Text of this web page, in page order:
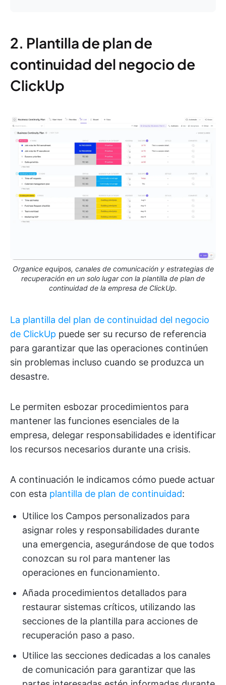
2. Plantilla de plan de
continuidad del negocio de
ClickUp
Organice equipos, canales de comunicación y estrategias de
recuperación en un solo lugar con la plantilla de plan de
continuidad de la empresa de ClickUp.
La plantilla del plan de continuidad del negocio
de ClickUp puede ser su recurso de referencia
para garantizar que las operaciones continúen
sin problemas incluso cuando se produzca un
desastre.
Le permiten esbozar procedimientos para
mantener las funciones esenciales de la
empresa, delegar responsabilidades e identificar
los recursos necesarios durante una crisis.
A continuación le indicamos cómo puede actuar
con esta plantilla de plan de continuidad:
Utilice los Campos personalizados para
asignar roles y responsabilidades durante
una emergencia, asegurándose de que todos
conozcan su rol para mantener las
operaciones en funcionamiento.
Añada procedimientos detallados para
restaurar sistemas críticos, utilizando las
secciones de la plantilla para acciones de
recuperación paso a paso.
Utilice las secciones dedicadas a los canales
de comunicación para garantizar que las